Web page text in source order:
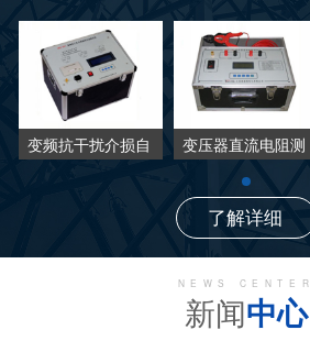
变频抗干扰介损自
变压器直流电阻测
了解详细
NEWS CENTER
新闻中心